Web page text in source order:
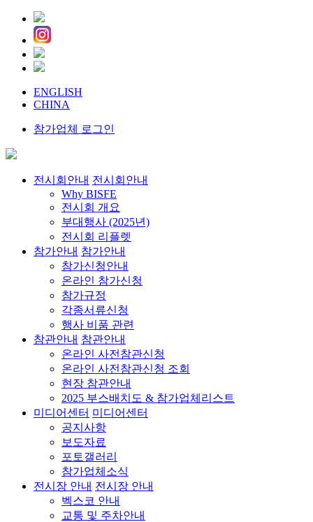
ENGLISH
CHINA
참가업체 로그인
전시회안내 전시회안내
Why BISFE
전시회 개요
부대행사 (2025년)
전시회 리플렛
참가안내 참가안내
참가신청안내
온라인 참가신청
참가규정
각종서류신청
행사 비품 관련
참관안내 참관안내
온라인 사전참관신청
온라인 사전참관신청 조회
현장 참관안내
2025 부스배치도 & 참가업체리스트
미디어센터 미디어센터
공지사항
보도자료
포토갤러리
참가업체소식
전시장 안내 전시장 안내
벡스코 안내
교통 및 주차안내